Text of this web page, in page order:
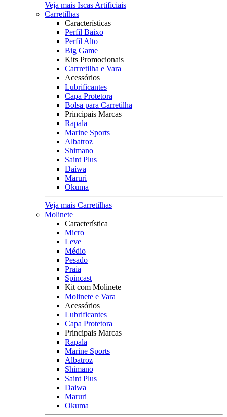
Veja mais Iscas Artificiais
Carretilhas
Características
Perfil Baixo
Perfil Alto
Big Game
Kits Promocionais
Carrretilha e Vara
Acessórios
Lubrificantes
Capa Protetora
Bolsa para Carretilha
Principais Marcas
Rapala
Marine Sports
Albatroz
Shimano
Saint Plus
Daiwa
Maruri
Okuma
Veja mais Carretilhas
Molinete
Característica
Micro
Leve
Médio
Pesado
Praia
Spincast
Kit com Molinete
Molinete e Vara
Acessórios
Lubrificantes
Capa Protetora
Principais Marcas
Rapala
Marine Sports
Albatroz
Shimano
Saint Plus
Daiwa
Maruri
Okuma